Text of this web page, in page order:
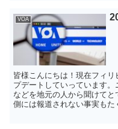
VOA
皆様こんにちは！現在フィ
プデートしていっています
などを地元の人から聞けて
側には報道されない事実も